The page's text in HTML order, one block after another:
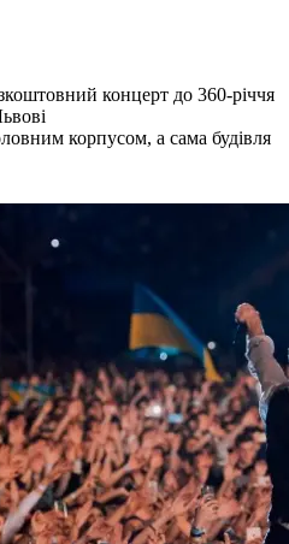
концерт до 360-річчя
корпусом, а сама будівля